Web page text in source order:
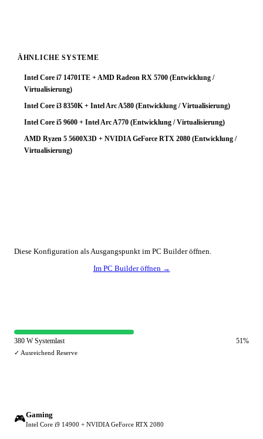
ÄHNLICHE SYSTEME
Intel Core i7 14701TE + AMD Radeon RX 5700 (Entwicklung /
Virtualisierung)
Intel Core i3 8350K + Intel Arc A580 (Entwicklung / Virtualisierung)
Intel Core i5 9600 + Intel Arc A770 (Entwicklung / Virtualisierung)
AMD Ryzen 5 5600X3D + NVIDIA GeForce RTX 2080 (Entwicklung /
Virtualisierung)
Diese Konfiguration als Ausgangspunkt im PC Builder öffnen.
Im PC Builder öffnen →
380 W Systemlast 51%
✓ Ausreichend Reserve
🎮Gaming
Intel Core i9 14900 + NVIDIA GeForce RTX 2080